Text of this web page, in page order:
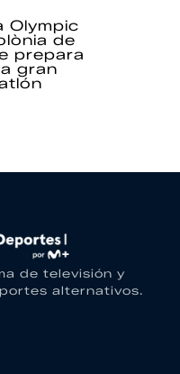
Olympic
de
prepara
gran
de televisión y
alternativos.